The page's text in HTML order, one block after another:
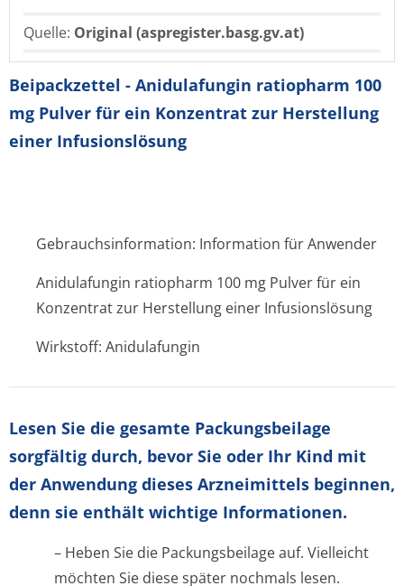
Quelle: Original (aspregister.basg.gv.at)
Beipackzettel - Anidulafungin ratiopharm 100
mg Pulver für ein Konzentrat zur Herstellung
einer Infusionslösung
Gebrauchsinformation: Information für Anwender
Anidulafungin ratiopharm 100 mg Pulver für ein
Konzentrat zur Herstellung einer Infusionslösung
Wirkstoff: Anidulafungin
Lesen Sie die gesamte Packungsbeilage
sorgfältig durch, bevor Sie oder Ihr Kind mit
der Anwendung dieses Arzneimittels beginnen,
denn sie enthält wichtige Informationen.
– Heben Sie die Packungsbeilage auf. Vielleicht
möchten Sie diese später nochmals lesen.